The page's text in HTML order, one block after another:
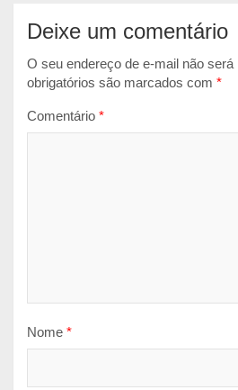
Deixe um comentário
O seu endereço de e-mail não será
obrigatórios são marcados com *
Comentário *
Nome *